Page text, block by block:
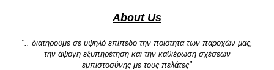
About Us
".. διατηρούμε σε υψηλό επίπεδο την ποιότητα των παροχών μας,
την άψογη εξυπηρέτηση και την καθιέρωση σχέσεων
εμπιστοσύνης με τους πελάτες"